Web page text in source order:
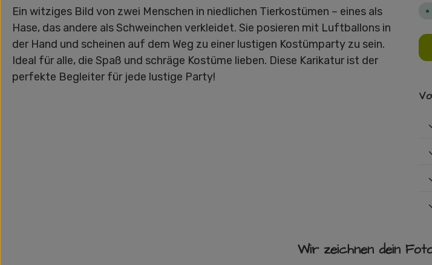
Ein witziges Bild von zwei Menschen in niedlichen Tierkostümen – eines als
Hase, das andere als Schweinchen verkleidet. Sie posieren mit Luftballons in
der Hand und scheinen auf dem Weg zu einer lustigen Kostümparty zu sein.
Ideal für alle, die Spaß und schräge Kostüme lieben. Diese Karikatur ist der
perfekte Begleiter für jede lustige Party!
Wir zeichnen dein